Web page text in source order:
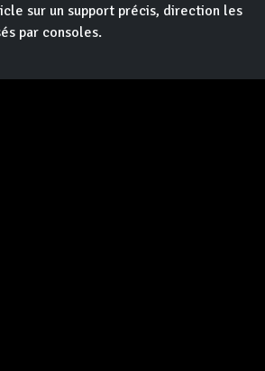
sur un support précis, direction les
par consoles.